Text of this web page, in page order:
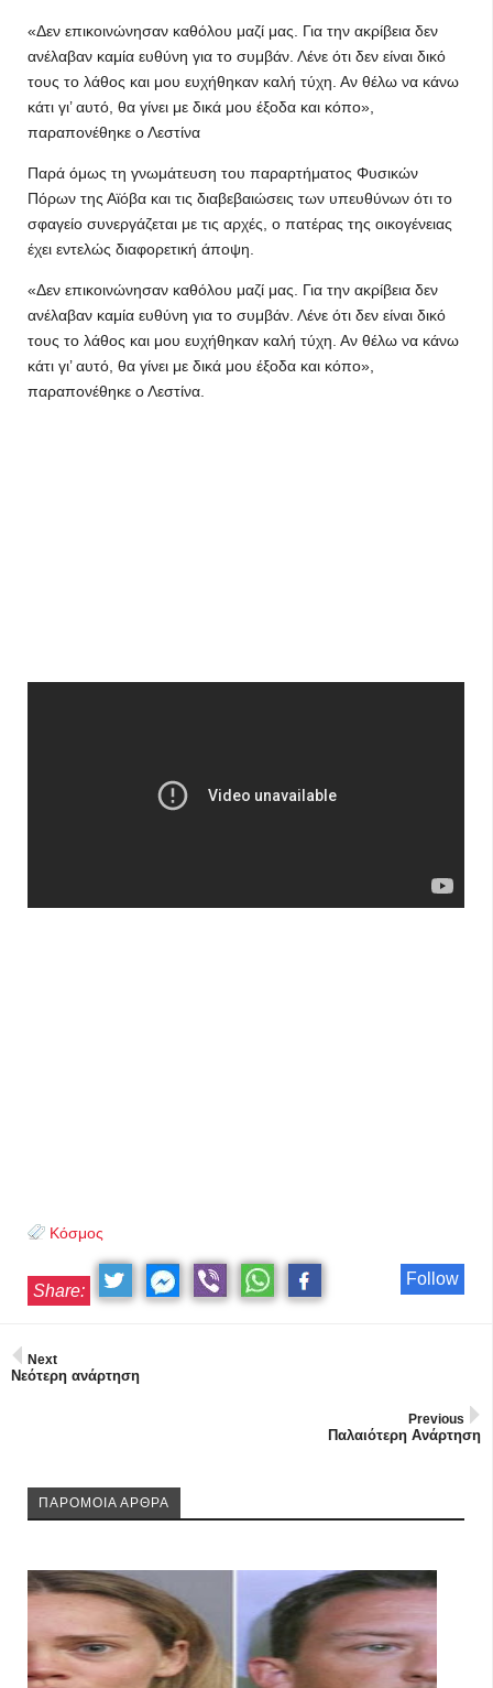
«Δεν επικοινώνησαν καθόλου μαζί μας. Για την ακρίβεια δεν
ανέλαβαν καμία ευθύνη για το συμβάν. Λένε ότι δεν είναι δικό
τους το λάθος και μου ευχήθηκαν καλή τύχη. Αν θέλω να κάνω
κάτι γι’ αυτό, θα γίνει με δικά μου έξοδα και κόπο»,
παραπονέθηκε ο Λεστίνα
Παρά όμως τη γνωμάτευση του παραρτήματος Φυσικών
Πόρων της Αϊόβα και τις διαβεβαιώσεις των υπευθύνων ότι το
σφαγείο συνεργάζεται με τις αρχές, ο πατέρας της οικογένειας
έχει εντελώς διαφορετική άποψη.
«Δεν επικοινώνησαν καθόλου μαζί μας. Για την ακρίβεια δεν
ανέλαβαν καμία ευθύνη για το συμβάν. Λένε ότι δεν είναι δικό
τους το λάθος και μου ευχήθηκαν καλή τύχη. Αν θέλω να κάνω
κάτι γι’ αυτό, θα γίνει με δικά μου έξοδα και κόπο»,
παραπονέθηκε ο Λεστίνα.
Κόσμος
Follow
Share:
Next
Νεότερη ανάρτηση
Previous
Παλαιότερη Ανάρτηση
ΠΑΡΟΜΟΙΑ ΑΡΘΡΑ